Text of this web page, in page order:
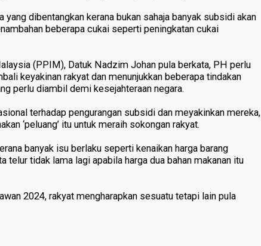
dibentangkan kerana bukan sahaja banyak subsidi akan
beberapa cukai seperti peningkatan cukai
(PPIM), Datuk Nadzim Johan pula berkata, PH perlu
keyakinan rakyat dan menunjukkan beberapa tindakan
perlu diambil demi kesejahteraan negara.
terhadap pengurangan subsidi dan meya­kinkan mereka,
‘peluang’ itu untuk meraih sokongan rakyat.
banyak isu berlaku seperti kenaikan harga barang
tidak lama lagi apabila harga dua bahan makanan itu
2024, rakyat mengharapkan sesuatu tetapi lain pula